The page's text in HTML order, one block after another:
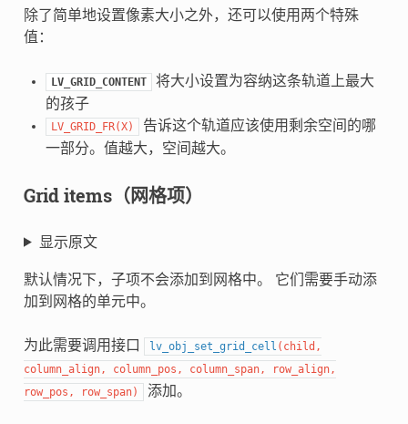
除了简单地设置像素大小之外，还可以使用两个特殊
值：
LV_GRID_CONTENT
将大小设置为容纳这条轨道上最大
的孩子
LV_GRID_FR(X)
告诉这个轨道应该使用剩余空间的哪
一部分。值越大，空间越大。
Grid items（网格项）
显示原文
默认情况下，子项不会添加到网格中。 它们需要手动添
加到网格的单元中。
为此需要调用接口 lv_obj_set_grid_cell ( child ,
column_align, column_pos , column_span, row_align,
row_pos , row_span) 添加。